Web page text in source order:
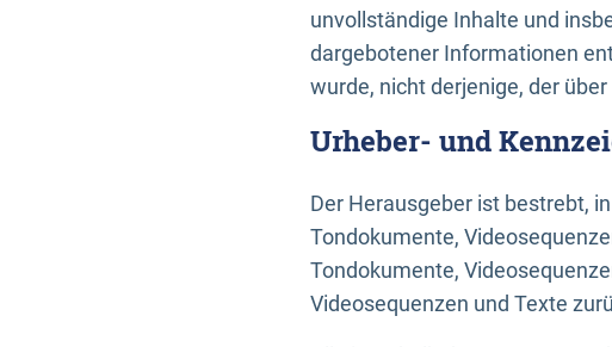
unvollständige Inhalte und
dargebotener Informationen
wurde, nicht derjenige, der
Urheber- und
Der Herausgeber ist bestrebt,
Tondokumente,
Tondokumente,
Videosequenzen und Texte